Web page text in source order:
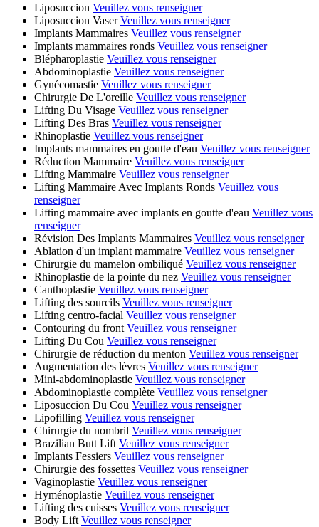
Liposuccion Veuillez vous renseigner
Liposuccion Vaser Veuillez vous renseigner
Implants Mammaires Veuillez vous renseigner
Implants mammaires ronds Veuillez vous renseigner
Blépharoplastie Veuillez vous renseigner
Abdominoplastie Veuillez vous renseigner
Gynécomastie Veuillez vous renseigner
Chirurgie De L'oreille Veuillez vous renseigner
Lifting Du Visage Veuillez vous renseigner
Lifting Des Bras Veuillez vous renseigner
Rhinoplastie Veuillez vous renseigner
Implants mammaires en goutte d'eau Veuillez vous renseigner
Réduction Mammaire Veuillez vous renseigner
Lifting Mammaire Veuillez vous renseigner
Lifting Mammaire Avec Implants Ronds Veuillez vous
renseigner
Lifting mammaire avec implants en goutte d'eau Veuillez vous
renseigner
Révision Des Implants Mammaires Veuillez vous renseigner
Ablation d'un implant mammaire Veuillez vous renseigner
Chirurgie du mamelon ombiliqué Veuillez vous renseigner
Rhinoplastie de la pointe du nez Veuillez vous renseigner
Canthoplastie Veuillez vous renseigner
Lifting des sourcils Veuillez vous renseigner
Lifting centro-facial Veuillez vous renseigner
Contouring du front Veuillez vous renseigner
Lifting Du Cou Veuillez vous renseigner
Chirurgie de réduction du menton Veuillez vous renseigner
Augmentation des lèvres Veuillez vous renseigner
Mini-abdominoplastie Veuillez vous renseigner
Abdominoplastie complète Veuillez vous renseigner
Liposuccion Du Cou Veuillez vous renseigner
Lipofilling Veuillez vous renseigner
Chirurgie du nombril Veuillez vous renseigner
Brazilian Butt Lift Veuillez vous renseigner
Implants Fessiers Veuillez vous renseigner
Chirurgie des fossettes Veuillez vous renseigner
Vaginoplastie Veuillez vous renseigner
Hyménoplastie Veuillez vous renseigner
Lifting des cuisses Veuillez vous renseigner
Body Lift Veuillez vous renseigner